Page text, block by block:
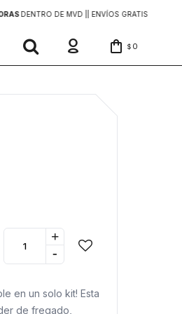
DENTRO DE MVD | | ENVÍOS GRATIS
$ 0
+
-
en un solo kit! Esta
de fregado,